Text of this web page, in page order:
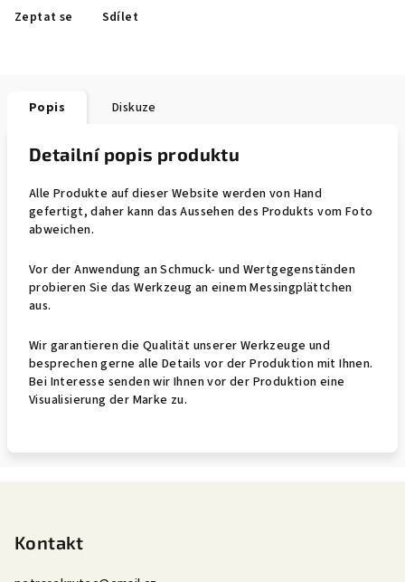
Zeptat se Sdílet
Popis Diskuze
Detailní popis produktu
Alle Produkte auf dieser Website werden von Hand
gefertigt, daher kann das Aussehen des Produkts vom Foto
abweichen.
Vor der Anwendung an Schmuck- und Wertgegenständen
probieren Sie das Werkzeug an einem Messingplättchen
aus.
Wir garantieren die Qualität unserer Werkzeuge und
besprechen gerne alle Details vor der Produktion mit Ihnen.
Bei Interesse senden wir Ihnen vor der Produktion eine
Visualisierung der Marke zu.
Kontakt